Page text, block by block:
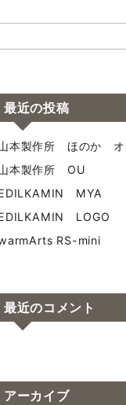
：
最近の投稿
本製作所 ほのか オ
本製作所 OU
MYA
LOGO
RS-mini
最近のコメント
アーカイブ